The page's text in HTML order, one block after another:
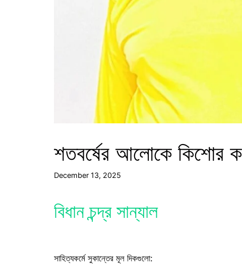
শতবর্ষের আলোকে কিশোর
December 13, 2025
বিধান চন্দ্র সান্যাল
সাহিত্যকর্মে সুকান্তের মূল দিকগুলো: